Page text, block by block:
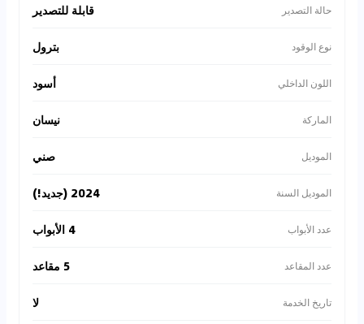
حالة التصدير قابلة للتصدير
نوع الوقود بترول
اللون الداخلي أسود
الماركة نيسان
الموديل صني
الموديل السنة 2024 (جديد!)
عدد الأبواب 4 الأبواب
عدد المقاعد 5 مقاعد
تاريخ الخدمة لا